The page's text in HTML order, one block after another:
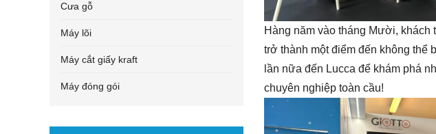
Hàng năm vào tháng Mười,
trở thành một điểm đến không thể
lần nữa đến Lucca để khám phá
chuyên nghiệp toàn cầu!
Cưa gỗ
Máy lõi
Máy cắt giấy kraft
Máy đóng gói